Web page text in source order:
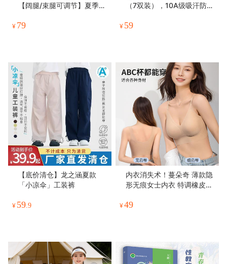
【阔腿/束腿可调节】夏季新
冰丝裤防泼水机能冲锋男女
¥ 79
（7双装），10A级吸汗防
布透气孔，脚底柔软吸汗，
¥ 59
【底价清仓】龙之涵夏款
「小凉伞」工装裤
¥ 59 .9
内衣消失术！蔓朵奇 薄款隐
形无痕女士内衣 特调橡皮擦
5色可选
¥49